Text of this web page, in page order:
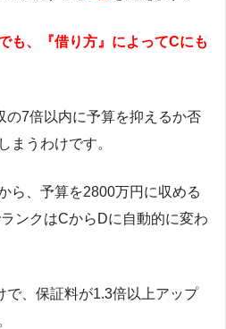
も、『借り方』によってCにも
の7倍以内に予算を抑えるか否
まうわけです。
ら、予算を2800万円に収める
ンクはCからDに自動的に変わ
で、保証料が1.3倍以上アップ